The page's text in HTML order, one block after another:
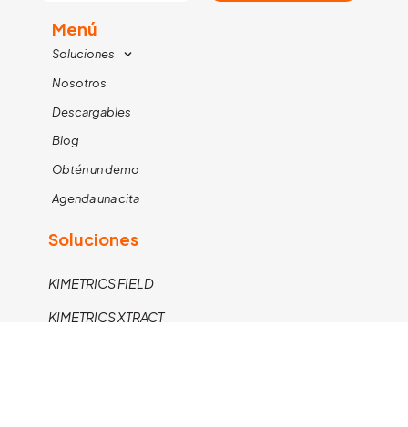
Menú
Soluciones
Nosotros
Descargables
Blog
Obtén un demo
Agenda una cita
Soluciones
KIMETRICS FIELD
KIMETRICS XTRACT